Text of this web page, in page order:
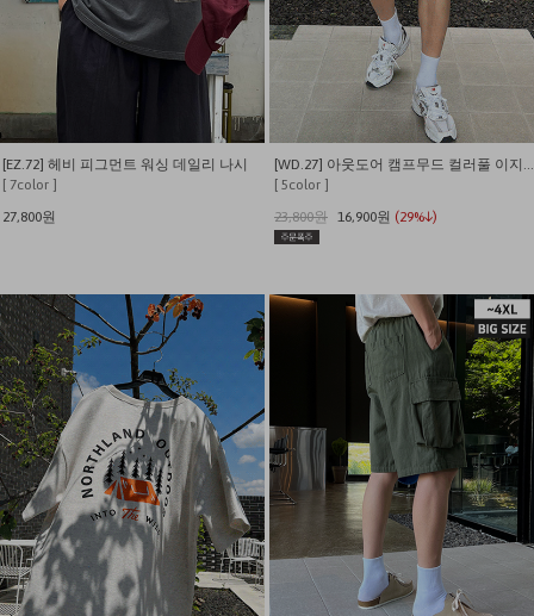
[EZ.72] 헤비 피그먼트 워싱 데일리 나시
[ 7color ]
27,800원
[ 5color ]
23,800원 16,900원 (29%↓)